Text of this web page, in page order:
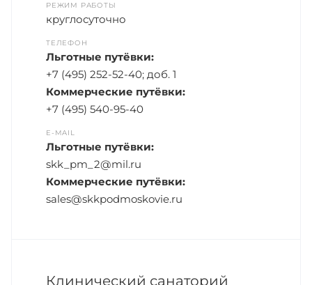
РЕЖИМ РАБОТЫ
круглосуточно
ТЕЛЕФОН
Льготные путёвки:
+7 (495) 252-52-40; доб. 1
Коммерческие путёвки:
+7 (495) 540-95-40
E-MAIL
Льготные путёвки:
skk_pm_2@mil.ru
Коммерческие путёвки:
sales@skkpodmoskovie.ru
Клинический санаторий